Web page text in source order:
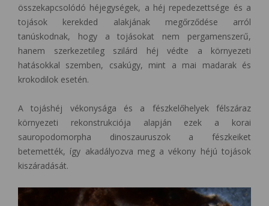
összekapcsolódó héjegységek, a héj repedezettsége és a
tojások kerekded alakjának megőrződése arról
tanúskodnak, hogy a tojásokat nem pergamenszerű,
hanem szerkezetileg szilárd héj védte a környezeti
hatásokkal szemben, csakúgy, mint a mai madarak és
krokodilok esetén.
A tojáshéj vékonysága és a fészkelőhelyek félszáraz
környezeti rekonstrukciója alapján ezek a korai
sauropodomorpha dinoszauruszok a fészkeiket
betemették, így akadályozva meg a vékony héjú tojások
kiszáradását.